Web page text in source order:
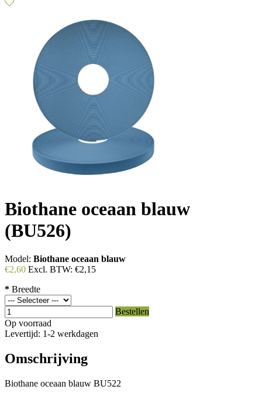
Biothane oceaan blauw
(BU526)
Model: Biothane oceaan blauw
€2,60 Excl. BTW: €2,15
* Breedte
Bestellen
Op voorraad
Levertijd: 1-2 werkdagen
Omschrijving
Biothane oceaan blauw BU522